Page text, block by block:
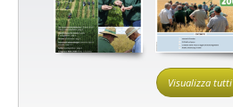
Visualizza tutti